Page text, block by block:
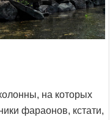
на которых
фараонов, кстати,